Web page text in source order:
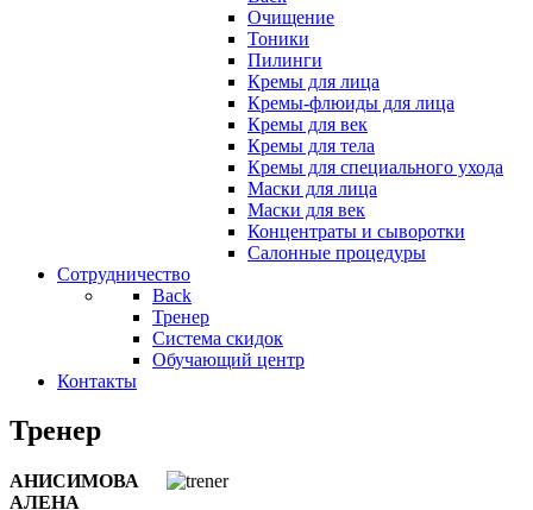
Очищение
Тоники
Пилинги
Кремы для лица
Кремы-флюиды для лица
Кремы для век
Кремы для тела
Кремы для специального ухода
Маски для лица
Маски для век
Концентраты и сыворотки
Салонные процедуры
Сотрудничество
Back
Тренер
Система скидок
Обучающий центр
Контакты
Тренер
АНИСИМОВА
АЛЕНА